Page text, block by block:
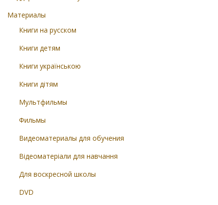
Материалы
Книги на русском
Книги детям
Книги українською
Книги дітям
Мультфильмы
Фильмы
Видеоматериалы для обучения
Відеоматеріали для навчання
Для воскресной школы
DVD